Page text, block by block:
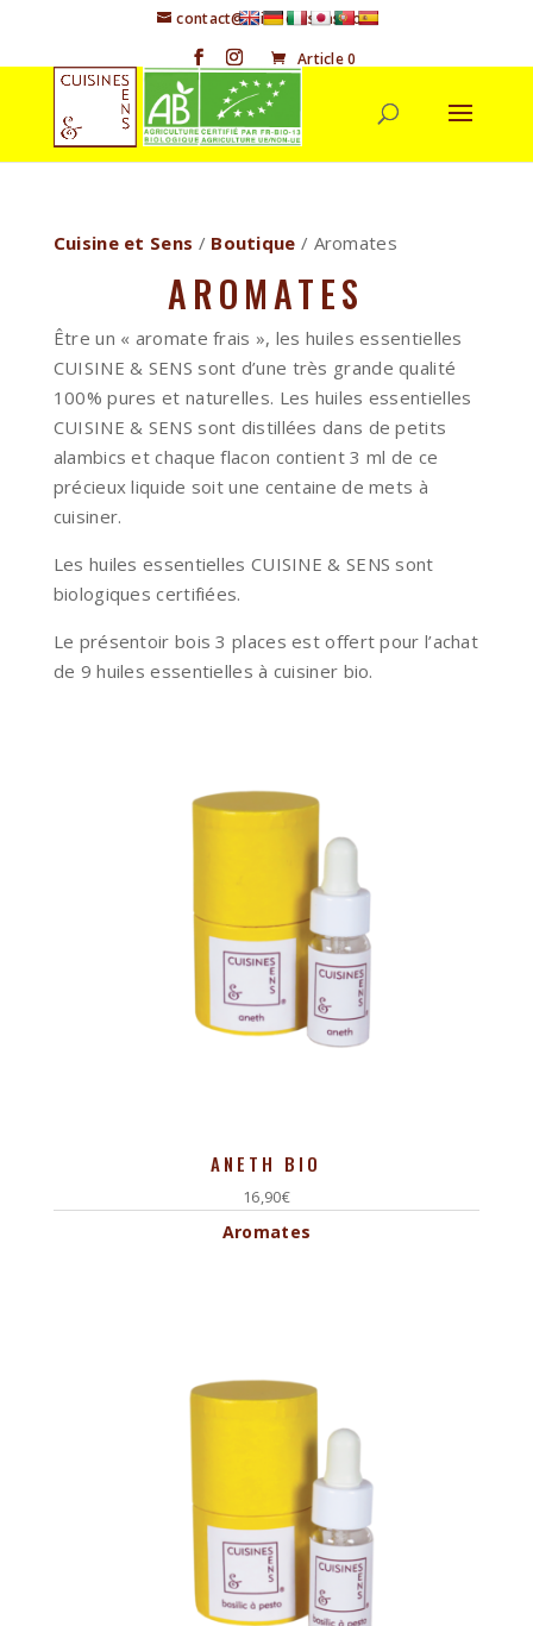
contact@cuisineetsens.com
Article 0
Cuisine et Sens / Boutique / Aromates
AROMATES
Être un « aromate frais », les huiles essentielles
CUISINE & SENS sont d’une très grande qualité
100% pures et naturelles. Les huiles essentielles
CUISINE & SENS sont distillées dans de petits
alambics et chaque flacon contient 3 ml de ce
précieux liquide soit une centaine de mets à
cuisiner.
Les huiles essentielles CUISINE & SENS sont
biologiques certifiées.
Le présentoir bois 3 places est offert pour l’achat
de 9 huiles essentielles à cuisiner bio.
ANETH BIO
16,90€
Aromates